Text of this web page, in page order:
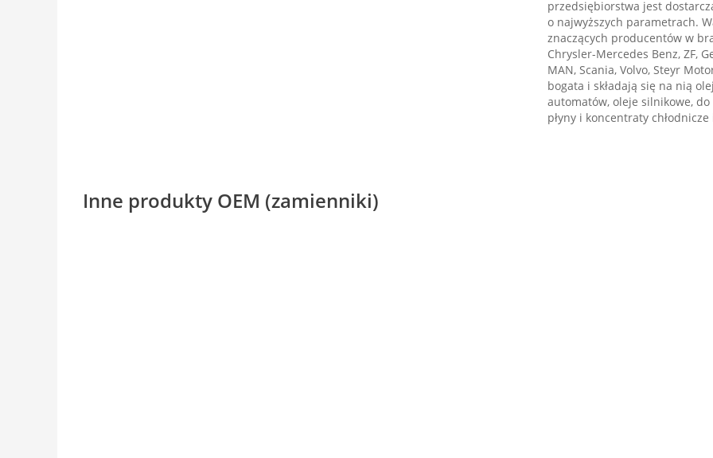
przedsiębiorstwa jest
o najwyższych parametrach.
znaczących producentów w
Chrysler-Mercedes Benz, ZF,
MAN, Scania, Volvo, Steyr
bogata i składają się na nią
automatów, oleje silnikowe,
płyny i koncentraty
Inne produkty OEM (zamienniki)